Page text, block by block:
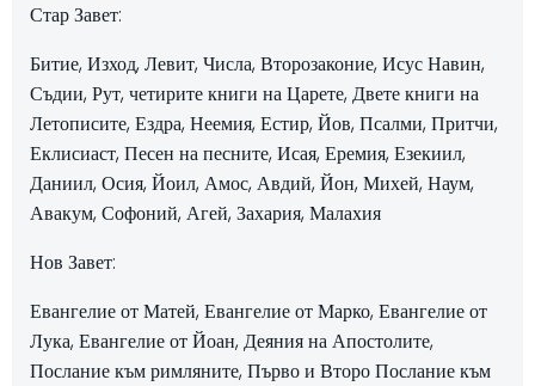
Стар Завет:
Битие, Изход, Левит, Числа, Второзаконие, Исус Навин,
Съдии, Рут, четирите книги на Царете, Двете книги на
Летописите, Ездра, Неемия, Естир, Йов, Псалми, Притчи,
Еклисиаст, Песен на песните, Исая, Еремия, Езекиил,
Даниил, Осия, Йоил, Амос, Авдий, Йон, Михей, Наум,
Авакум, Софоний, Агей, Захария, Малахия
Нов Завет:
Евангелие от Матей, Евангелие от Марко, Евангелие от
Лука, Евангелие от Йоан, Деяния на Апостолите,
Послание към римляните, Първо и Второ Послание към